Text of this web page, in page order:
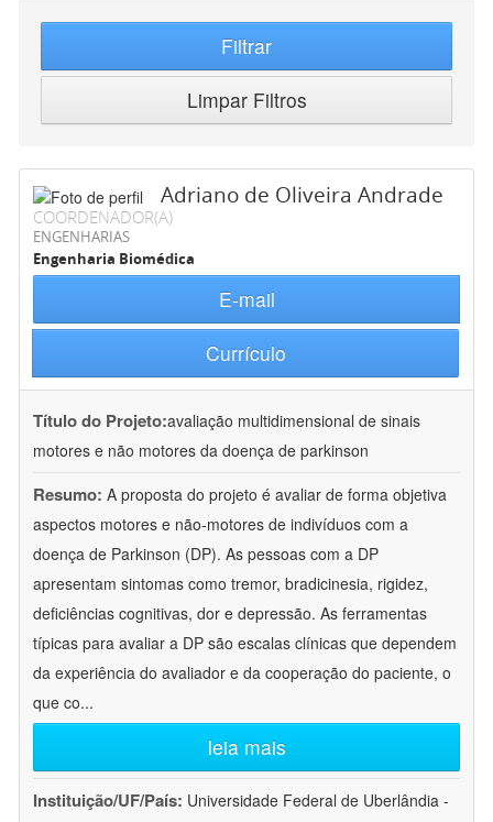
Filtrar
Limpar Filtros
Adriano de Oliveira Andrade
COORDENADOR(A)
ENGENHARIAS
Engenharia Biomédica
E-mail
Currículo
Título do Projeto:avaliação multidimensional de sinais
motores e não motores da doença de parkinson
Resumo: A proposta do projeto é avaliar de forma objetiva
aspectos motores e não-motores de indivíduos com a
doença de Parkinson (DP). As pessoas com a DP
apresentam sintomas como tremor, bradicinesia, rigidez,
deficiências cognitivas, dor e depressão. As ferramentas
típicas para avaliar a DP são escalas clínicas que dependem
da experiência do avaliador e da cooperação do paciente, o
que co...
leia mais
Instituição/UF/País: Universidade Federal de Uberlândia -